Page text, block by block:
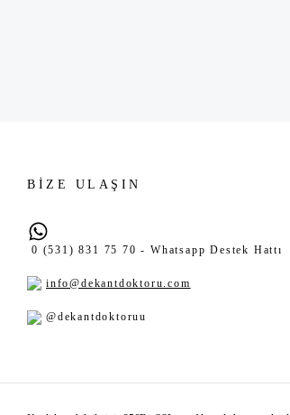
BİZE ULAŞIN
0 (531) 831 75 70 - Whatsapp Destek Hattı
info@dekantdoktoru.com
@dekantdoktoruu